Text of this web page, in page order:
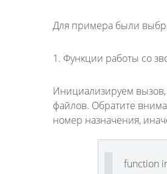
Для примера были
1. Функции работы со
Инициализируем
файлов. Обратите
номер назначения,
function